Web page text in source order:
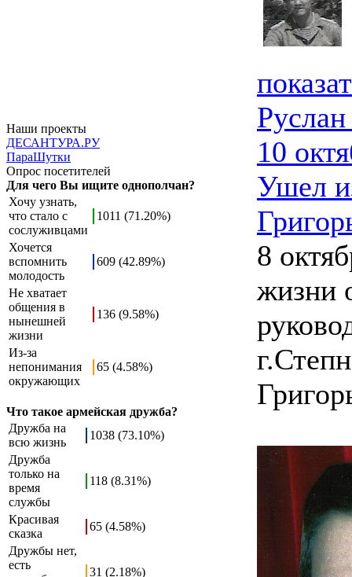
Наши проекты
ДЕСАНТУРА.РУ
ПараШутки
Опрос посетителей
Для чего Вы ищите однополчан?
Хочу узнать,
что стало с
сослуживцами
1011 (71.20%)
Хочется
вспомнить
молодость
609 (42.89%)
Не хватает
общения в
нынешней
жизни
136 (9.58%)
Из-за
непонимания
окружающих
65 (4.58%)
Что такое армейская дружба?
Дружба на
всю жизнь
1038 (73.10%)
Дружба
только на
время
службы
118 (8.31%)
Красивая
сказка
65 (4.58%)
Дружбы нет,
есть
31 (2.18%)
10
Ушел
8
жизни